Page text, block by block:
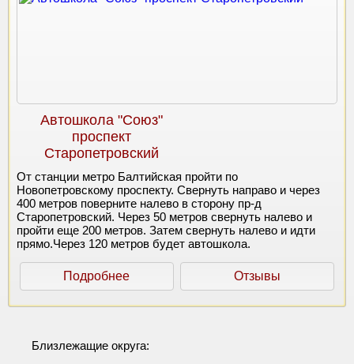
Автошкола "Союз"
проспект
Старопетровский
От станции метро Балтийская пройти по
Новопетровскому проспекту. Свернуть направо и через
400 метров поверните налево в сторону пр-д
Старопетровский. Через 50 метров свернуть налево и
пройти еще 200 метров. Затем свернуть налево и идти
прямо.Через 120 метров будет автошкола.
Подробнее Отзывы
Близлежащие округа: